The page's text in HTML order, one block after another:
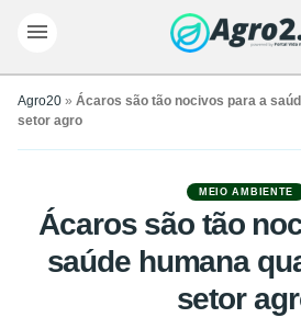
Agro20 » Ácaros são tão nocivos para a
setor agro
MEIO AMBIENTE
Ácaros são tão
saúde humana
setor